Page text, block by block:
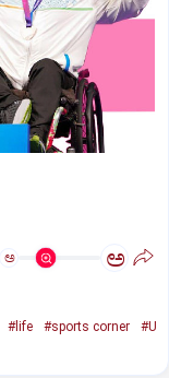
ಅ ಅ
#life #sports corner
#U